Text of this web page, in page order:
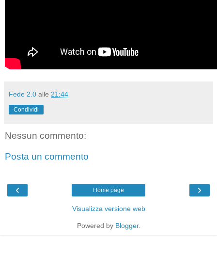
Fede 2.0 alle 21:44
Condividi
Nessun commento:
Posta un commento
‹ ›
Home page
Visualizza versione web
Powered by Blogger.